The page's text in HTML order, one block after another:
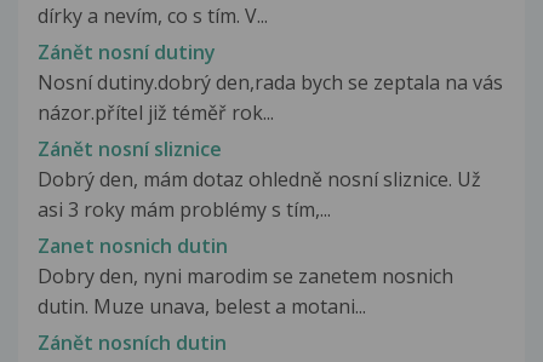
dírky a nevím, co s tím. V...
Zánět nosní dutiny
Nosní dutiny.dobrý den,rada bych se zeptala na vás
názor.přítel již téměř rok...
Zánět nosní sliznice
Dobrý den, mám dotaz ohledně nosní sliznice. Už
asi 3 roky mám problémy s tím,...
Zanet nosnich dutin
Dobry den, nyni marodim se zanetem nosnich
dutin. Muze unava, belest a motani...
Zánět nosních dutin